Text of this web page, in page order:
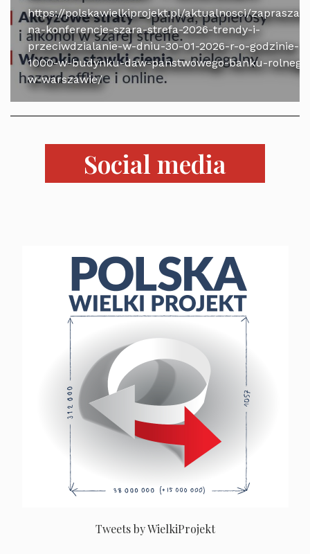
https://polskawielkiprojekt.pl/aktualnosci/
na-konferencje-szara-strefa-2026-trendy-i-
przeciwdzialanie-w-dniu-30-01-2026-r-o-godzinie-
1000-w-budynku-daw-panstwowego-banku-
w-warszawie/
Social media
Tweets by WielkiProjekt